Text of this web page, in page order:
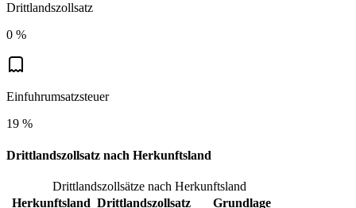
Drittlandszollsatz
0 %
Einfuhrumsatzsteuer
19 %
Drittlandszollsatz nach Herkunftsland
Drittlandszollsätze nach Herkunftsland
Herkunftsland Drittlandszollsatz
Grundlage